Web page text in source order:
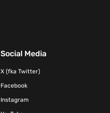
Social Media
X (fka Twitter)
Facebook
Instagram